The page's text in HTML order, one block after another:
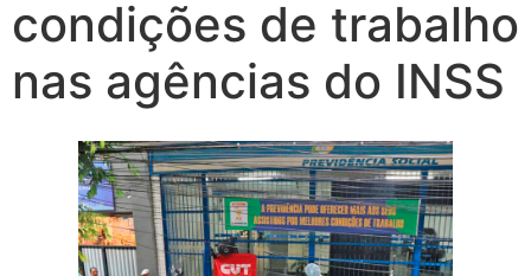
condições de trabalho
nas agências do INSS